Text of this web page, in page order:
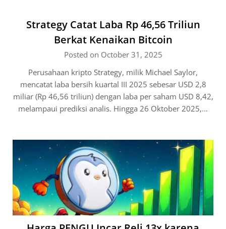
Strategy Catat Laba Rp 46,56 Triliun
Berkat Kenaikan Bitcoin
Posted on October 31, 2025
Perusahaan kripto Strategy, milik Michael Saylor,
mencatat laba bersih kuartal III 2025 sebesar USD 2,8
miliar (Rp 46,56 triliun) dengan laba per saham USD 8,42,
melampaui prediksi analis. Hingga 26 Oktober 2025,…